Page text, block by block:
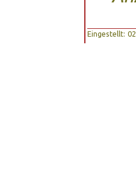
Eingestellt: